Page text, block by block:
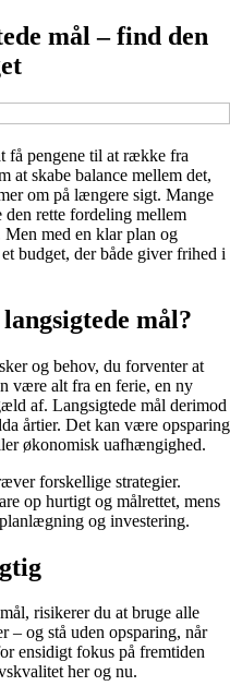
mål – find den
få pengene til at række fra
at skabe balance mellem det,
om på længere sigt. Mange
rette fordeling mellem
Men med en klar plan og
budget, der både giver frihed i
mål?
og behov, du forventer at
være alt fra en ferie, en ny
af. Langsigtede mål derimod
årtier. Det kan være opsparing
økonomisk uafhængighed.
forskellige strategier.
op hurtigt og målrettet, mens
og investering.
risikerer du at bruge alle
– og stå uden opsparing, når
ensidigt fokus på fremtiden
her og nu.